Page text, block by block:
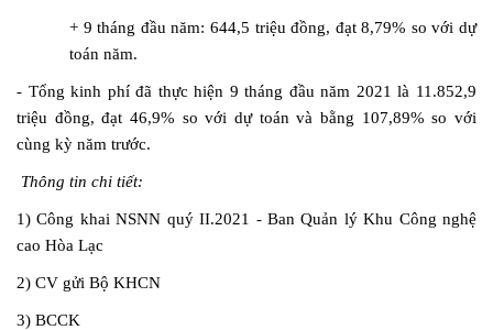
+ 9 tháng đầu năm: 644,5 triệu đồng, đạt 8,79% so với dự
toán năm.
- Tổng kinh phí đã thực hiện 9 tháng đầu năm 2021 là 11.852,9
triệu đồng, đạt 46,9% so với dự toán và bằng 107,89% so với
cùng kỳ năm trước.
Thông tin chi tiết:
1) Công khai NSNN quý II.2021 - Ban Quản lý Khu Công nghệ
cao Hòa Lạc
2) CV gửi Bộ KHCN
3) BCCK